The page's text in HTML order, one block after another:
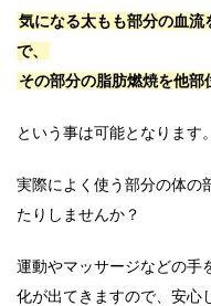
気になる太もも部分の血流
で、
その部分の脂肪燃焼を他部
という事は可能となります。
実際によく使う部分の体の
たりしませんか？
運動やマッサージなどの手
化が出てきますので、安心